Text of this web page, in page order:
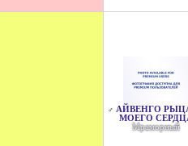
♂ АЙВЕНГО
МОЕГО
Мраморный